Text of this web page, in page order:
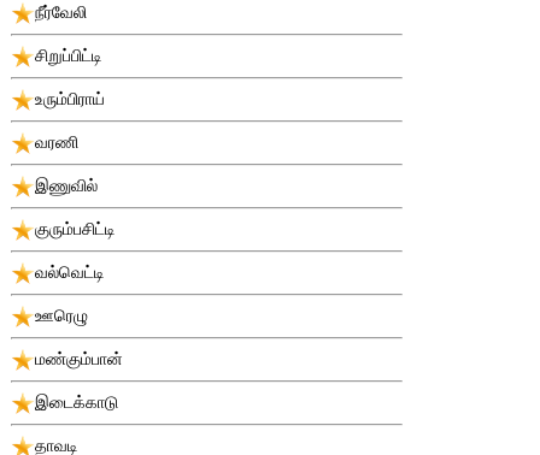
நீர்வேலி
சிறுப்பிட்டி
உரும்பிராய்
வரணி
இணுவில்
குரும்பசிட்டி
வல்வெட்டி
ஊரெழு
மண்கும்பான்
இடைக்காடு
தாவடி